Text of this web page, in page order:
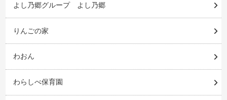
よし乃郷グループ よし乃郷
りんごの家
わおん
わらしべ保育園